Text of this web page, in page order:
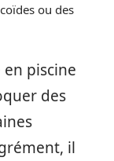
ou des
piscine
des
il